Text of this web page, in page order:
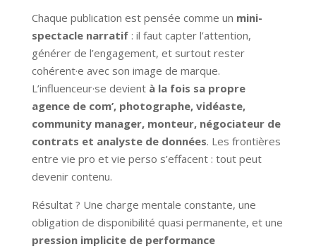
Chaque publication est pensée comme un mini-
spectacle narratif: il faut capter l’attention,
générer de l’engagement, et surtout rester
cohérent·e avec son image de marque.
L’influenceur·se devient à la fois sa propre
agence de com’, photographe, vidéaste,
community manager, monteur, négociateur de
contrats et analyste de données. Les frontières
entre vie pro et vie perso s’effacent : tout peut
devenir contenu.
Résultat ? Une charge mentale constante, une
obligation de disponibilité quasi permanente, et une
pression implicite de performance